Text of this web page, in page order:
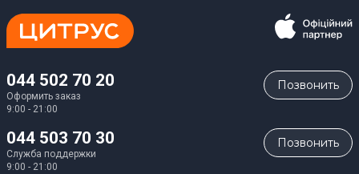
044 502 70 20
Оформить заказ
9:00 - 21:00
Позвонить
044 503 70 30
Служба поддержки
9:00 - 21:00
Позвонить